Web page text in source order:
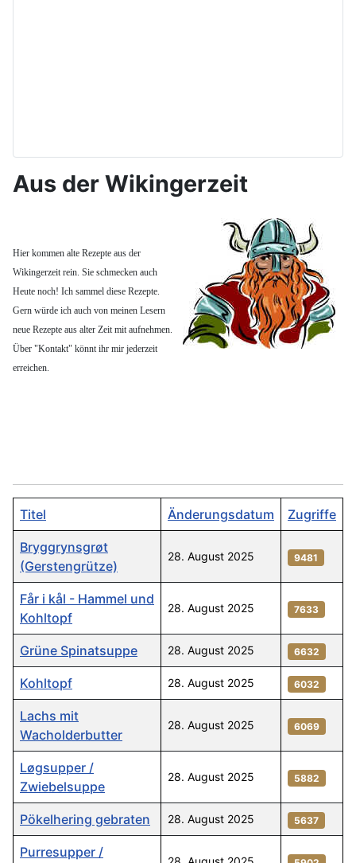
Aus der Wikingerzeit
Hier kommen alte Rezepte aus der
Wikingerzeit rein. Sie schmecken auch
Heute noch! Ich sammel diese Rezepte.
Gern würde ich auch von meinen Lesern
neue Rezepte aus alter Zeit mit aufnehmen.
Über "Kontakt" könnt ihr mir jederzeit
erreichen.
Titel Änderungsdatum Zugriffe
Bryggrynsgrøt
(Gerstengrütze)
28. August 2025 9481
Får i kål - Hammel und
Kohltopf
28. August 2025 7633
Grüne Spinatsuppe 28. August 2025 6632
Kohltopf 28. August 2025 6032
Lachs mit
Wacholderbutter
28. August 2025 6069
Løgsupper /
Zwiebelsuppe
28. August 2025 5882
Pökelhering gebraten 28. August 2025 5637
Purresupper /